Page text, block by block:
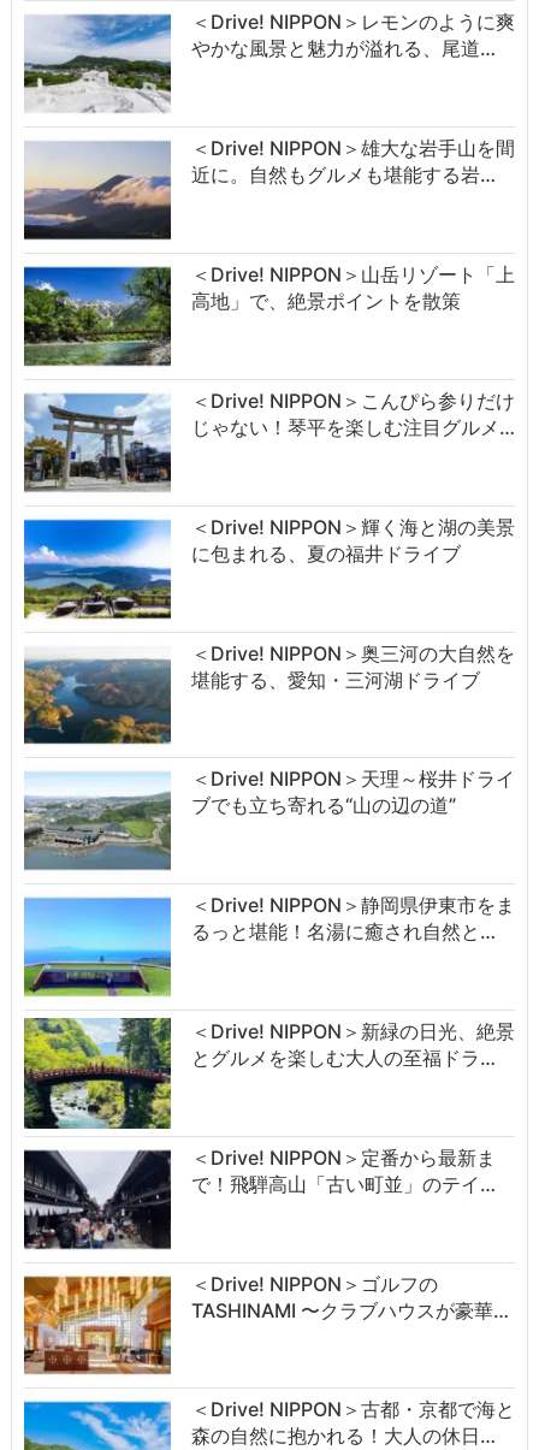
＜Drive! NIPPON＞レモンのように爽
やかな風景と魅力が溢れる、尾道…
＜Drive! NIPPON＞雄大な岩手山を間
近に。自然もグルメも堪能する岩…
＜Drive! NIPPON＞山岳リゾート「上
高地」で、絶景ポイントを散策
＜Drive! NIPPON＞こんぴら参りだけ
じゃない！琴平を楽しむ注目グルメ…
＜Drive! NIPPON＞輝く海と湖の美景
に包まれる、夏の福井ドライブ
＜Drive! NIPPON＞奥三河の大自然を
堪能する、愛知・三河湖ドライブ
＜Drive! NIPPON＞天理～桜井ドライ
ブでも立ち寄れる“山の辺の道”
＜Drive! NIPPON＞静岡県伊東市をま
るっと堪能！名湯に癒され自然と…
＜Drive! NIPPON＞新緑の日光、絶景
とグルメを楽しむ大人の至福ドラ…
＜Drive! NIPPON＞定番から最新ま
で！飛騨高山「古い町並」のテイ…
＜Drive! NIPPON＞ゴルフの
TASHINAMI 〜クラブハウスが豪華…
＜Drive! NIPPON＞古都・京都で海と
森の自然に抱かれる！大人の休日…